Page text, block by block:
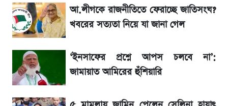
শেখ হাসিনার দেশে ফেরা নিয়ে যা বললেন রুমিন
ফারহানা
লাফিয়ে বাড়ল স্বর্ণের দাম, এক মাসের মধ্যে সর্বোচ্চ
রেকর্ড
আ.লীগকে রাজনীতিতে ফেরাচ্ছে জাতিসংঘ?
খবরের সত্যতা নিয়ে যা জানা গেল
‘ইনসাফের প্রশ্নে আপস চলবে না’:
জামায়াত আমিরের হুঁশিয়ারি